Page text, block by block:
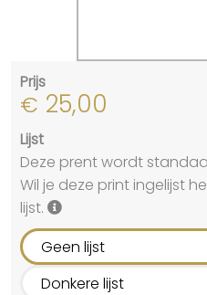
Prijs
€ 25,00
Lijst
Deze prent wordt
Wil je deze print ingelijst
lijst.
Geen lijst
Donkere lijst